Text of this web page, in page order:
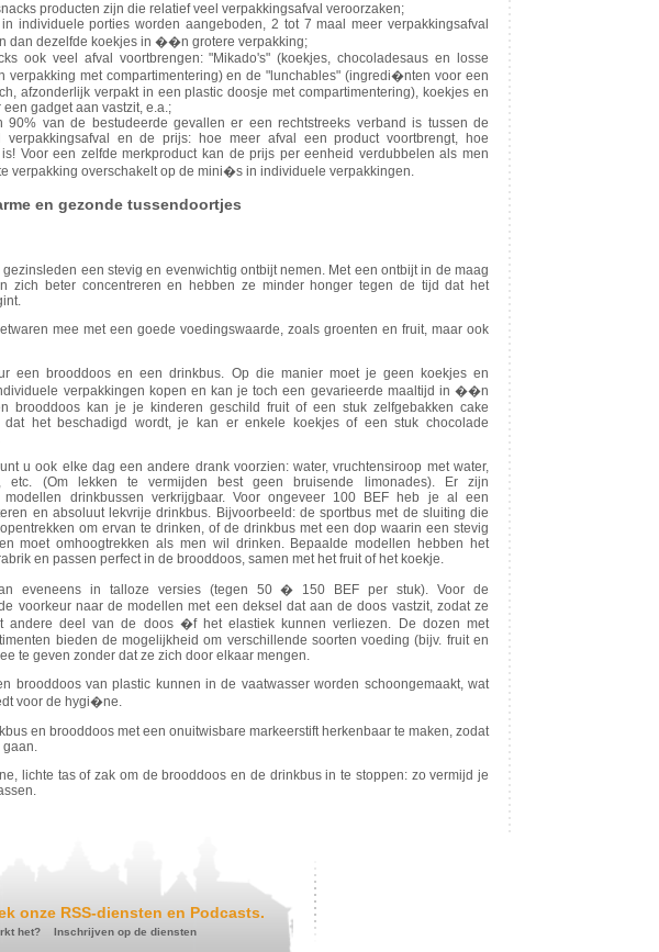
producten zijn die relatief veel verpakkingsafval veroorzaken;
individuele porties worden aangeboden, 2 tot 7 maal meer verpakkingsafval
dan dezelfde koekjes in ��n grotere verpakking;
ook veel afval voortbrengen: "Mikado's" (koekjes, chocoladesaus en losse
verpakking met compartimentering) en de "lunchables" (ingredi�nten voor een
afzonderlijk verpakt in een plastic doosje met compartimentering), koekjes en
een gadget aan vastzit, e.a.;
90% van de bestudeerde gevallen er een rechtstreeks verband is tussen de
verpakkingsafval en de prijs: hoe meer afval een product voortbrengt, hoe
Voor een zelfde merkproduct kan de prijs per eenheid verdubbelen als men
verpakking overschakelt op de mini�s in individuele verpakkingen.
en gezonde tussendoortjes
een stevig en evenwichtig ontbijt nemen. Met een ontbijt in de maag
zich beter concentreren en hebben ze minder honger tegen de tijd dat het
mee met een goede voedingswaarde, zoals groenten en fruit, maar ook
een brooddoos en een drinkbus. Op die manier moet je geen koekjes en
verpakkingen kopen en kan je toch een gevarieerde maaltijd in ��n
brooddoos kan je je kinderen geschild fruit of een stuk zelfgebakken cake
dat het beschadigd wordt, je kan er enkele koekjes of een stuk chocolade
u ook elke dag een andere drank voorzien: water, vruchtensiroop met water,
etc. (Om lekken te vermijden best geen bruisende limonades). Er zijn
modellen drinkbussen verkrijgbaar. Voor ongeveer 100 BEF heb je al een
en absoluut lekvrije drinkbus. Bijvoorbeeld: de sportbus met de sluiting die
om ervan te drinken, of de drinkbus met een dop waarin een stevig
moet omhoogtrekken als men wil drinken. Bepaalde modellen hebben het
en passen perfect in de brooddoos, samen met het fruit of het koekje.
eveneens in talloze versies (tegen 50 � 150 BEF per stuk). Voor de
voorkeur naar de modellen met een deksel dat aan de doos vastzit, zodat ze
andere deel van de doos �f het elastiek kunnen verliezen. De dozen met
bieden de mogelijkheid om verschillende soorten voeding (bijv. fruit en
te geven zonder dat ze zich door elkaar mengen.
brooddoos van plastic kunnen in de vaatwasser worden schoongemaakt, wat
voor de hygi�ne.
en brooddoos met een onuitwisbare markeerstift herkenbaar te maken, zodat
lichte tas of zak om de brooddoos en de drinkbus in te stoppen: zo vermijd je
onze RSS-diensten en Podcasts.
het? Inschrijven op de diensten